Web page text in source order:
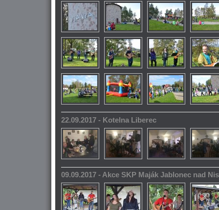
22.09.2017 - Kotelna Liberec
09.09.2017 - Akce SKP Maják Jablonec nad